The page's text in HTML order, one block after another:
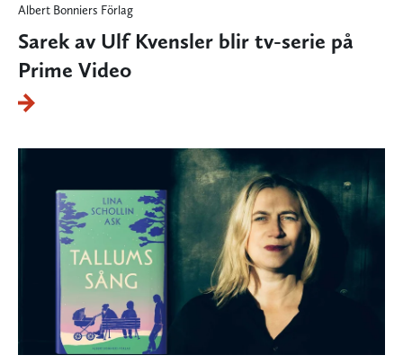
Albert Bonniers Förlag
Sarek av Ulf Kvensler blir tv-serie på
Prime Video